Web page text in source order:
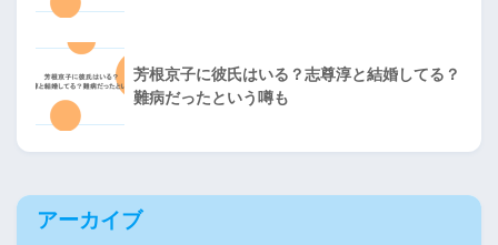
芳根京子に彼氏はいる？志尊淳と結婚してる？
難病だったという噂も
アーカイブ